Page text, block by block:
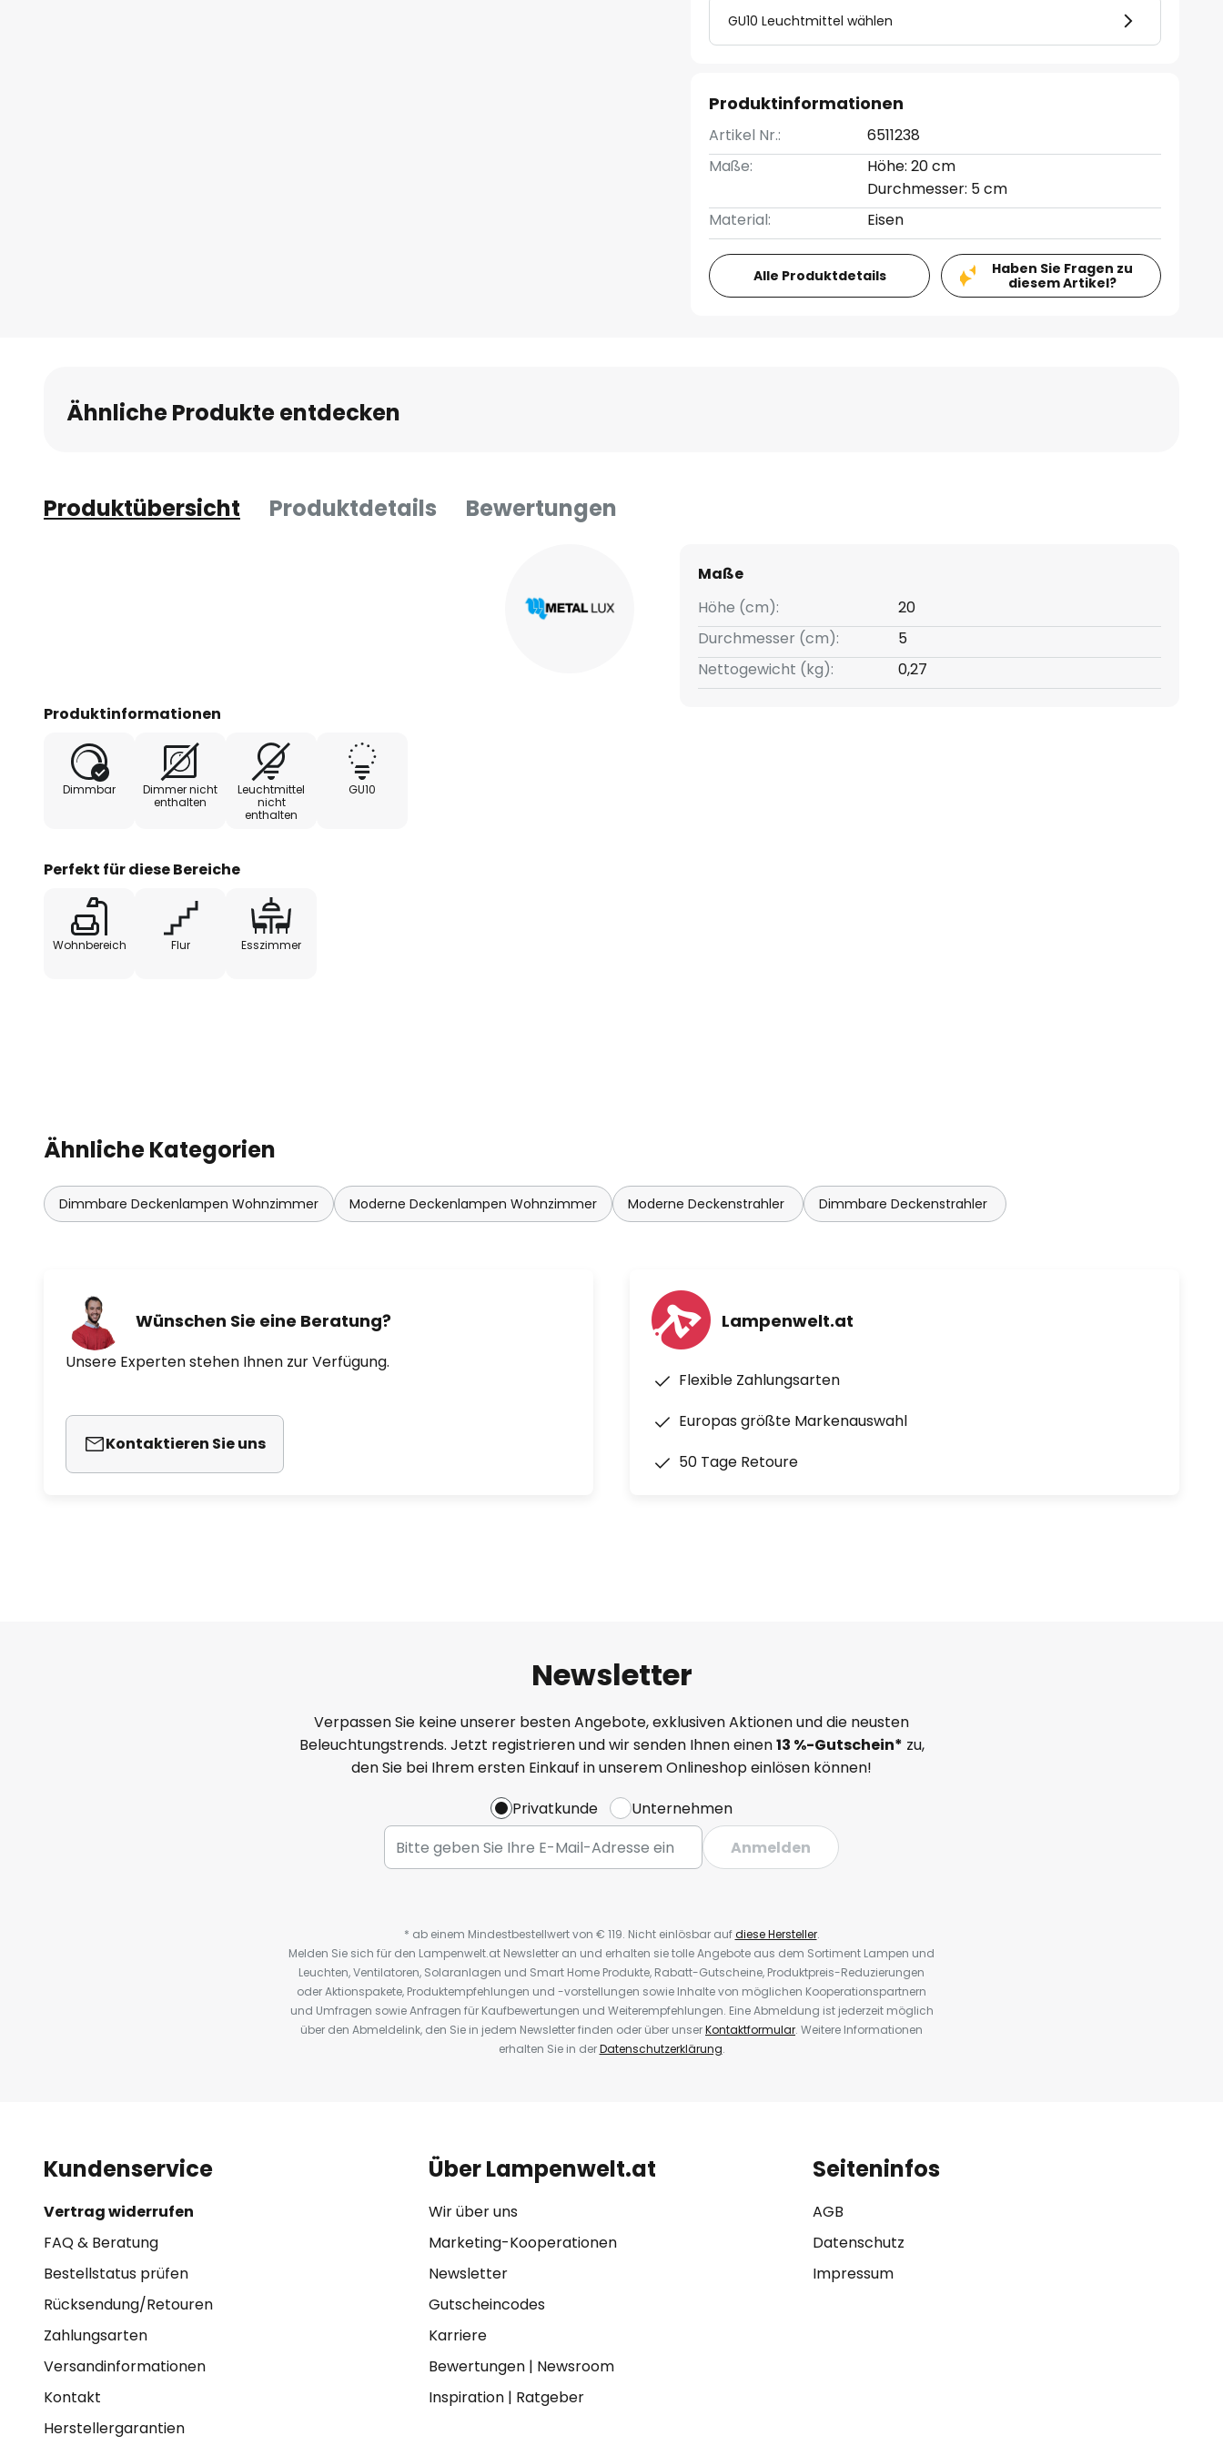
GU10 Leuchtmittel wählen
Produktinformationen
Artikel Nr.:
6511238
Maße:
Höhe: 20 cm
Durchmesser: 5 cm
Material:
Eisen
Alle Produktdetails
Haben Sie Fragen zu
diesem Artikel?
Ähnliche Produkte entdecken
Produktübersicht Produktdetails Bewertungen
Produktinformationen
Dimmbar
Dimmer nicht
enthalten
Leuchtmittel
nicht
enthalten
GU10
Perfekt für diese Bereiche
Wohnbereich Flur Esszimmer
Maße
Höhe (cm):
20
Durchmesser (cm):
5
Nettogewicht (kg):
0,27
Ähnliche Kategorien
Dimmbare Deckenlampen Wohnzimmer Moderne Deckenlampen Wohnzimmer Moderne Deckenstrahler Dimmbare Deckenstrahler
Wünschen Sie eine Beratung?
Unsere Experten stehen Ihnen zur Verfügung.
Kontaktieren Sie uns
Lampenwelt.at
Flexible Zahlungsarten
Europas größte Markenauswahl
50 Tage Retoure
Newsletter
Verpassen Sie keine unserer besten Angebote, exklusiven Aktionen und die neusten
Beleuchtungstrends. Jetzt registrieren und wir senden Ihnen einen13 %-Gutschein* zu,
den Sie bei Ihrem ersten Einkauf in unserem Onlineshop einlösen können!
Privatkunde
Unternehmen
Anmelden
* ab einem Mindestbestellwert von € 119. Nicht einlösbar aufdiese Hersteller.
Melden Sie sich für den Lampenwelt.at Newsletter an und erhalten sie tolle Angebote aus dem Sortiment Lampen und
Leuchten, Ventilatoren, Solaranlagen und Smart Home Produkte, Rabatt-Gutscheine, Produktpreis-Reduzierungen
oder Aktionspakete, Produktempfehlungen und -vorstellungen sowie Inhalte von möglichen Kooperationspartnern
und Umfragen sowie Anfragen für Kaufbewertungen und Weiterempfehlungen. Eine Abmeldung ist jederzeit möglich
über den Abmeldelink, den Sie in jedem Newsletter finden oder über unserKontaktformular. Weitere Informationen
erhalten Sie in derDatenschutzerklärung.
Kundenservice
Vertrag widerrufen
FAQ & Beratung
Bestellstatus prüfen
Rücksendung/Retouren
Zahlungsarten
Versandinformationen
Kontakt
Herstellergarantien
Über Lampenwelt.at
Wir über uns
Marketing-Kooperationen
Newsletter
Gutscheincodes
Karriere
Bewertungen| Newsroom
Inspiration| Ratgeber
Seiteninfos
AGB
Datenschutz
Impressum